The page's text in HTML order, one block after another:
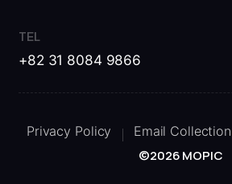
TEL
+82 31 8084 9866
Privacy Policy
Email
©2026 MOPIC